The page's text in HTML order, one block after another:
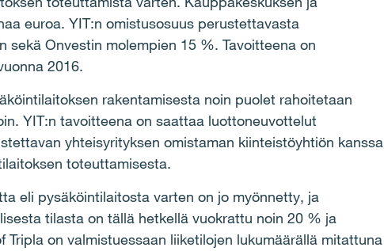
euroa. YIT:n omistusosuus perustettavasta
Onvestin molempien 15 %. Tavoitteena on
2016.
rakentamisesta noin puolet rahoitetaan
YIT:n tavoitteena on saattaa luottoneuvottelut
yhteisyrityksen omistaman kiinteistöyhtiön kanssa
toteuttamisesta.
eli pysäköintilaitosta varten on jo myönnetty, ja
tilasta on tällä hetkellä vuokrattu noin 20 % ja
on valmistuessaan liiketilojen lukumäärällä mitattuna